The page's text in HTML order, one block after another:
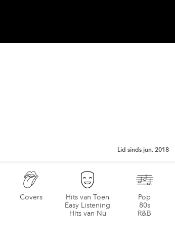
Lid sinds jun. 2018
Covers
Hits van Toen
Easy Listening
Hits van Nu
Pop
80s
R&B